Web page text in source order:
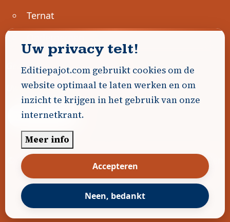
Ternat
Geen advertenties gevonden.
Uw advertentie hier? Contacteer ons!
Word Partner!
© 2026 Editiepajot.com
Algemene voorwaarden
|Disclaimer Privacybeleid Cookiebeleid|
Gerealiseerd doorDavidHosse.net
Uw privacy telt!
Editiepajot.com gebruikt cookies om de
website optimaal te laten werken en om
inzicht te krijgen in het gebruik van onze
internetkrant.
Meer info
Accepteren
Neen, bedankt